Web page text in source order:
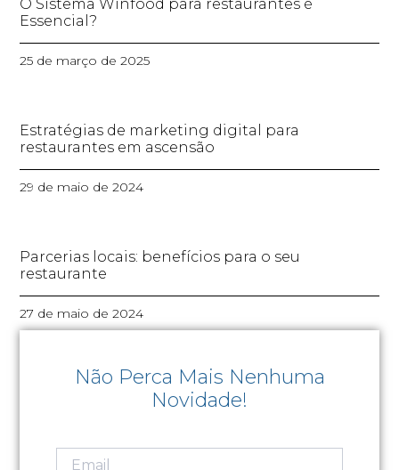
O Sistema Winfood para restaurantes é
Essencial?
25 de março de 2025
Estratégias de marketing digital para
restaurantes em ascensão
29 de maio de 2024
Parcerias locais: benefícios para o seu
restaurante
27 de maio de 2024
Não Perca Mais Nenhuma
Novidade!